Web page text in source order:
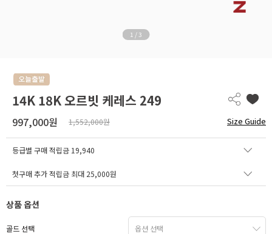
1 / 3
14K 18K 오르빗 케레스 249
997,000원 1,552,000원 Size Guide
등급별 구매 적립금 19,940
첫구매 추가 적립금 최대 25,000원
상품 옵션
골드 선택